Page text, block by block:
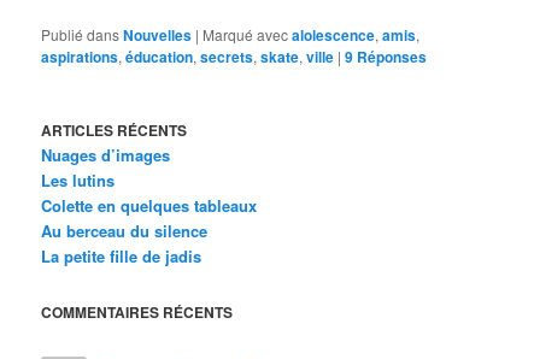
Publié dansNouvelles | Marqué avecalolescence,amis,
aspirations,éducation,secrets,skate,ville |9 Réponses
ARTICLES RÉCENTS
Nuages d’images
Les lutins
Colette en quelques tableaux
Au berceau du silence
La petite fille de jadis
COMMENTAIRES RÉCENTS